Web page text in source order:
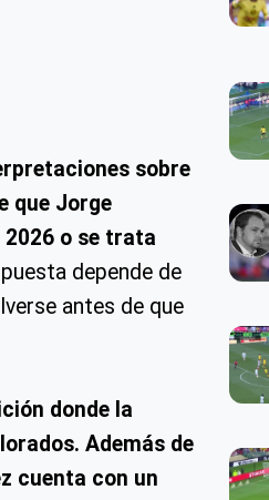
sobre
que Jorge
o se trata
depende de
antes de que
donde la
Además de
cuenta con un